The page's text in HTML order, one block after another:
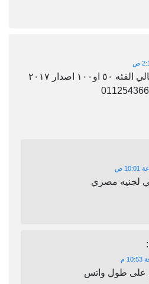
عايز مبلغ سوداني كبير شمالي الفئه ٥٠ او١٠٠ اصدار ٢٠١٧
:
على طول واتس